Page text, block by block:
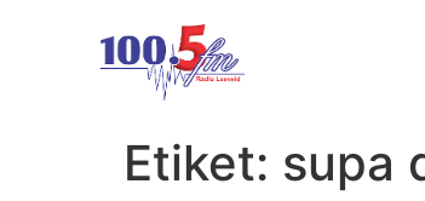
Etiket: supa